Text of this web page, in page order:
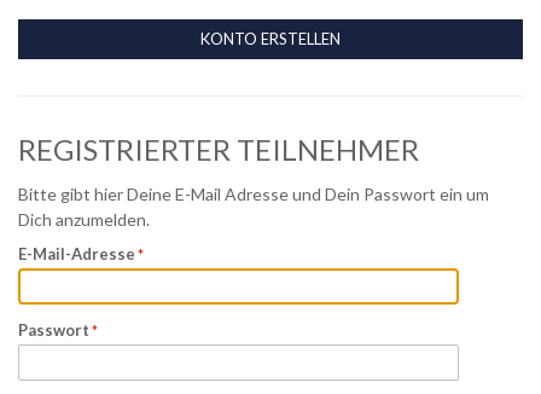
KONTO ERSTELLEN
REGISTRIERTER TEILNEHMER
Bitte gibt hier Deine E-Mail Adresse und Dein Passwort ein um
Dich anzumelden.
E-Mail-Adresse
Passwort